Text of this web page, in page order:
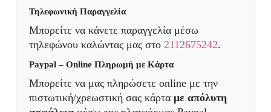
Τηλεφωνική Παραγγελία
Μπορείτε να κάνετε παραγγελία μέσω
τηλεφώνου καλώντας μας στο 2112675242.
Paypal – Online Πληρωμή με Κάρτα
Μπορείτε να μας πληρώσετε online με την
πιστωτική/χρεωστική σας κάρτα με απόλυτη